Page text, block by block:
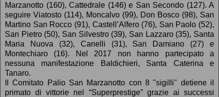
Marzanotto (160), Cattedrale (146) e San Secondo (127). A
seguire Viatosto (114), Moncalvo (99), Don Bosco (98), San
Martino San Rocco (91), Castell’Alfero (76), San Paolo (52),
San Pietro (50), San Silvestro (39), San Lazzaro (35), Santa
Maria Nuova (32), Canelli (31), San Damiano (27) e
Montechiaro (16). Nel 2017 non hanno partecipato a
nessuna manifestazione Baldichieri, Santa Caterina e
Tanaro.
Il Comitato Palio San Marzanotto con 8 "sigilli" detiene il
primato di vittorie nel “Superprestige” grazie ai successi